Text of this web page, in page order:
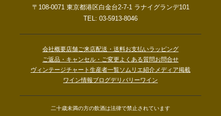
〒108-0071 東京都港区白金台2-7-1 ラナイグランデ101
TEL: 03-5913-8046
会社概要店舗ご来店配送・送料お支払いラッピング
ご返品・キャンセル・ご変更よくある質問お問合せ
ヴィンテージチャート 生産者一覧ソムリエ紹介メディア掲載
ワイン情報ブログデリバリーワイン
二十歳未満の方の飲酒は法律で禁止されています